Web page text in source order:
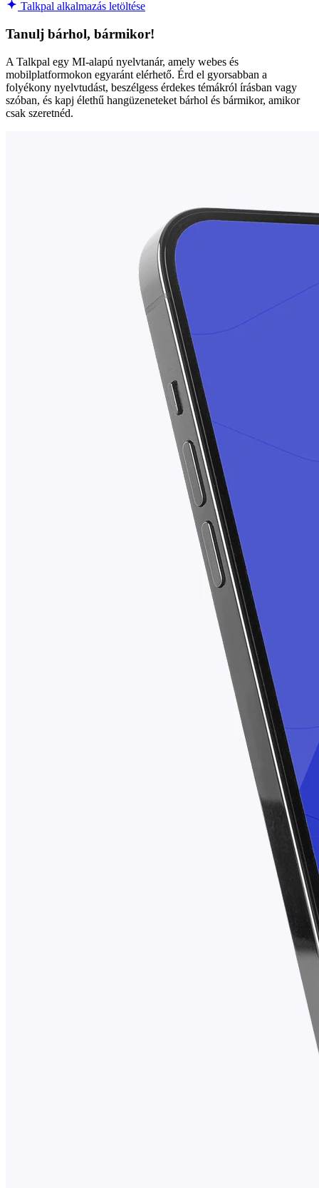
Talkpal alkalmazás letöltése
Tanulj bárhol, bármikor!
A Talkpal egy MI-alapú nyelvtanár, amely webes és
mobilplatformokon egyaránt elérhető. Érd el gyorsabban a
folyékony nyelvtudást, beszélgess érdekes témákról írásban vagy
szóban, és kapj élethű hangüzeneteket bárhol és bármikor, amikor
csak szeretnéd.